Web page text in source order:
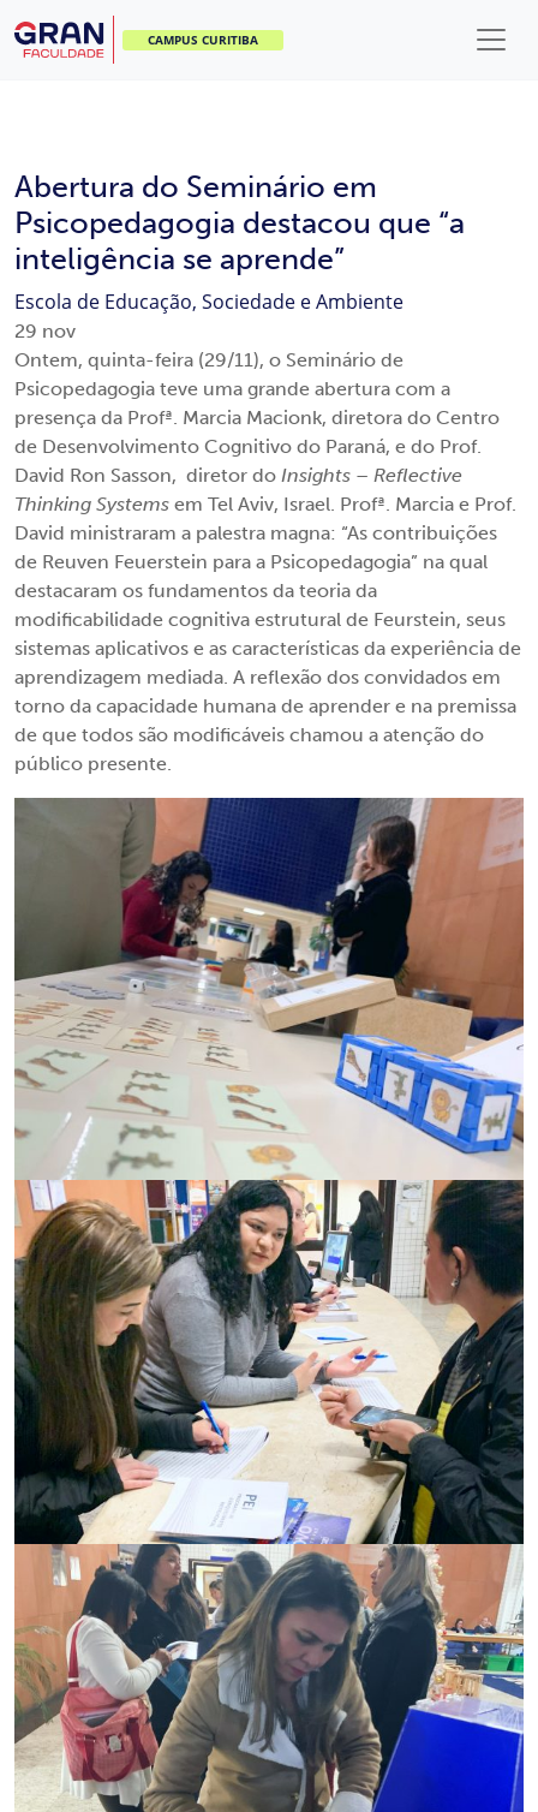
CAMPUS CURITIBA
Abertura do Seminário em
Psicopedagogia destacou que “a
inteligência se aprende”
Escola de Educação, Sociedade e Ambiente
29 nov
Ontem, quinta-feira (29/11), o Seminário de
Psicopedagogia teve uma grande abertura com a
presença da Profª. Marcia Macionk, diretora do Centro
de Desenvolvimento Cognitivo do Paraná, e do Prof.
David Ron Sasson, diretor do Insights – Reflective
Thinking Systems em Tel Aviv, Israel. Profª. Marcia e Prof.
David ministraram a palestra magna: “As contribuições
de Reuven Feuerstein para a Psicopedagogia” na qual
destacaram os fundamentos da teoria da
modificabilidade cognitiva estrutural de Feurstein, seus
sistemas aplicativos e as características da experiência de
aprendizagem mediada. A reflexão dos convidados em
torno da capacidade humana de aprender e na premissa
de que todos são modificáveis chamou a atenção do
público presente.